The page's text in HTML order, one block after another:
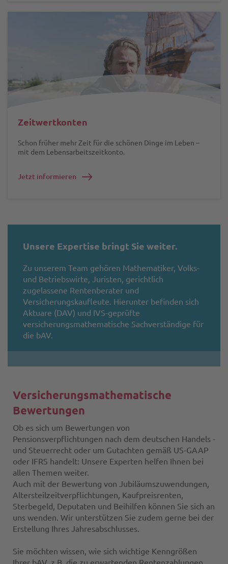
Zeitwertkonten
Schon früher mehr Zeit für die schönen Dinge im Leben –
mit dem Lebensarbeitszeitkonto.
Jetzt informieren
Unsere Expertise bringt Sie weiter.
Zu unserem Team gehören Mathematiker, Volks-
und Betriebswirte, Juristen, gerichtlich
zugelassene Rentenberater und
Versicherungskaufleute. Hierunter befinden sich
Aktuare (DAV) und IVS-geprüfte
versicherungsmathematische Sachverständige für
die bAV.
Versicherungsmathematische
Bewertungen
Ob es sich um Bewertungen von
Pensionsverpflichtungen nach dem deutschen Handels -
und Steuerrecht oder um Gutachten gemäß US-GAAP
oder IFRS handelt: Unsere Experten helfen Ihnen bei
allen Themen weiter.
Auch mit der Bewertung von Jubiläumszuwendungen,
Altersteilzeitverpflichtungen, Kaufpreisrenten,
Sterbegeld, Deputaten und Beihilfen können Sie sich an
uns wenden. Wir unterstützen Sie zudem gerne bei der
Erstellung Ihres Jahresabschlusses.
Sie möchten wissen, wie sich wichtige Kenngrößen